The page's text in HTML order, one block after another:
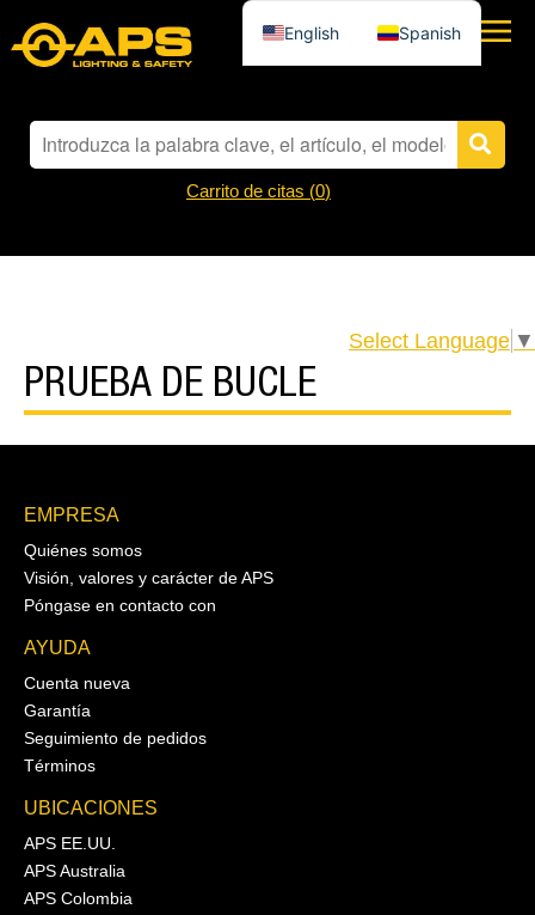
Carrito de citas (0)
Select Language ▼
PRUEBA DE BUCLE
EMPRESA
Quiénes somos
Visión, valores y carácter de APS
Póngase en contacto con
AYUDA
Cuenta nueva
Garantía
Seguimiento de pedidos
Términos
UBICACIONES
APS EE.UU.
APS Australia
APS Colombia
English Spanish